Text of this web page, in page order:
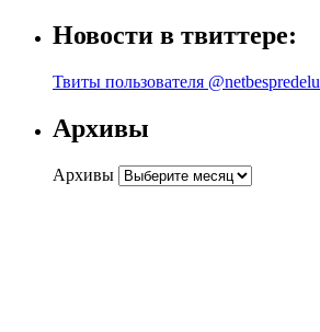
Новости в твиттере:
Твиты пользователя @netbespredelu
Архивы
Архивы